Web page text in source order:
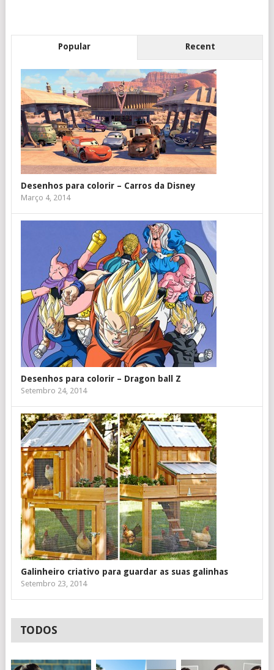
Popular Recent
Desenhos para colorir – Carros da Disney
Março 4, 2014
Desenhos para colorir – Dragon ball Z
Setembro 24, 2014
Galinheiro criativo para guardar as suas galinhas
Setembro 23, 2014
TODOS